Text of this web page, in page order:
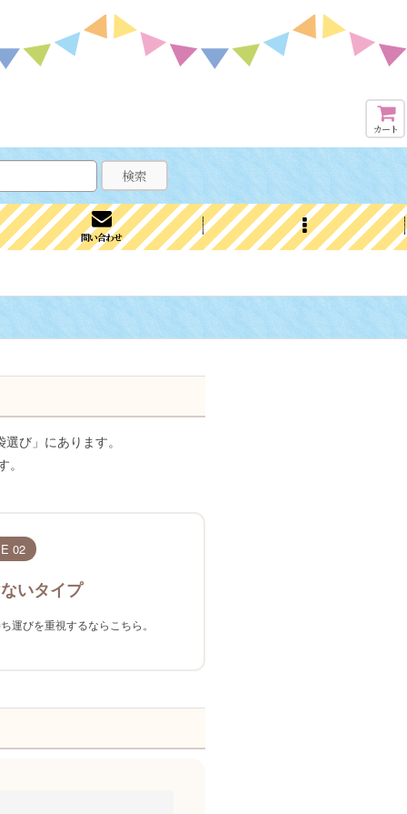
カート
検索
問い合わせ
び」にあります。
02
いタイプ
運びを重視するならこちら。